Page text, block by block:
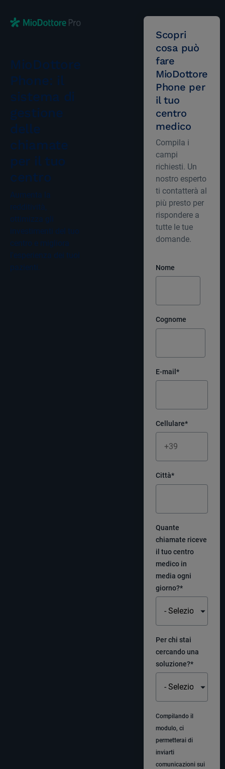
Scopri
cosa può
fare
MioDottore
Phone per
il tuo
centro
medico
Compila i
campi
richiesti. Un
nostro esperto
ti contatterà al
più presto per
rispondere a
tutte le tue
domande.
Nome
Cognome
E-mail *
Cellulare*
Città*
Quante
chiamate riceve
il tuo centro
medico in
media ogni
giorno?*
Per chi stai
cercando una
soluzione?*
Compilando il
modulo, ci
permetterai di
inviarti
comunicazioni sui
MioDottore
Phone: il
sistema di
gestione
delle
chiamate
per il tuo
centro
Aumenta la
redditività,
ottimizza gli
investimenti del tuo
centro e migliora
l'esperienza dei tuoi
pazienti.